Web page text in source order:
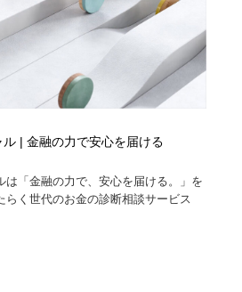
| 金融の力で安心を届ける
は「金融の力で、安心を届ける。」を
らく世代のお金の診断相談サービス